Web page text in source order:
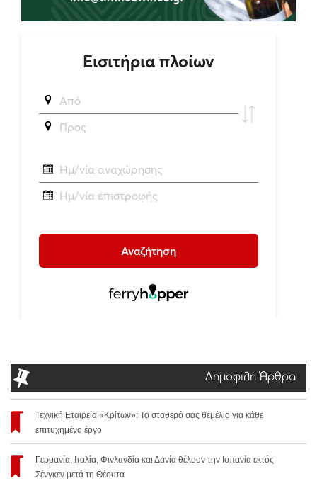
Δημοφιλή Άρθρα
Τεχνική Εταιρεία «Κρίτων»: Το σταθερό σας θεμέλιο για κάθε
επιτυχημένο έργο
Γερμανία, Ιταλία, Φινλανδία και Δανία θέλουν την Ισπανία εκτός
Σένγκεν μετά τη Θέουτα